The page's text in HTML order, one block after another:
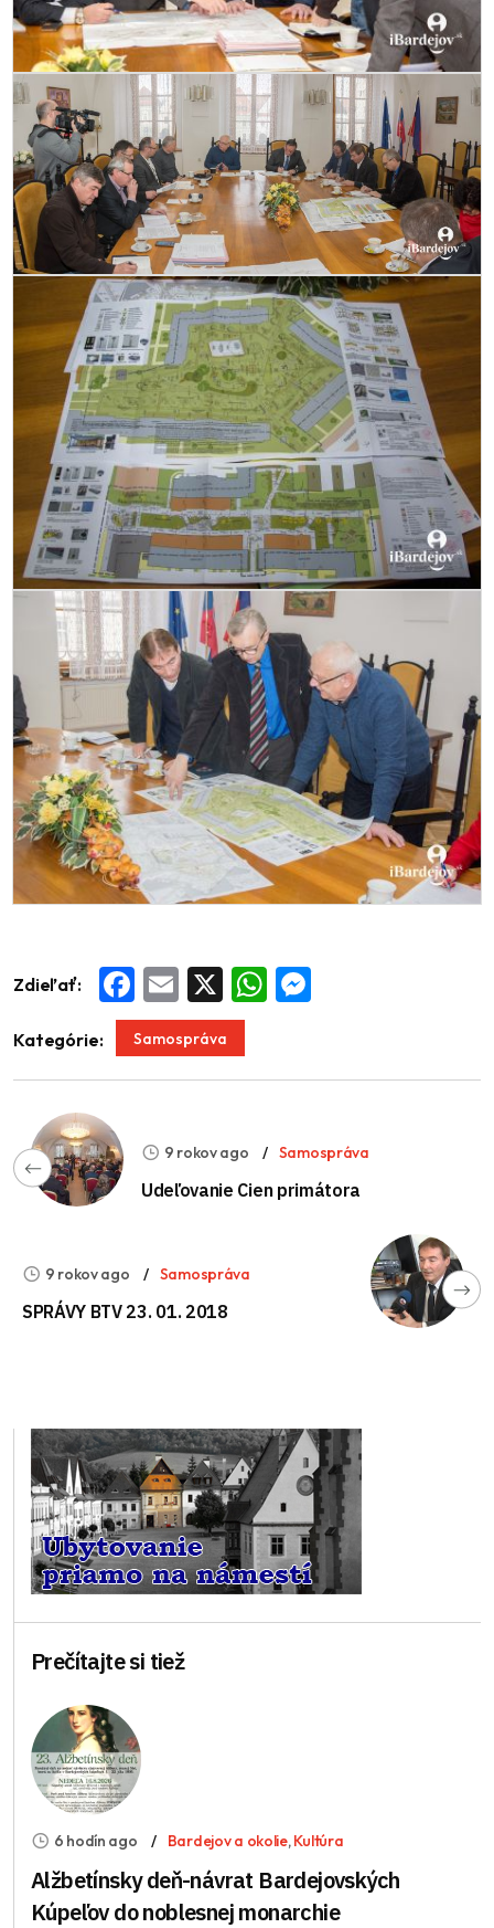
Zdieľať: Facebook
Email WhatsApp
Kategórie: Samospráva
9 rokov ago Samospráva
Udeľovanie Cien primátora
9 rokov ago Samospráva
SPRÁVY BTV 23. 01. 2018
Prečítajte si tiež
6 hodín ago Bardejov a okolie,Kultúra
Alžbetínsky deň-návrat Bardejovských
Kúpeľov do noblesnej monarchie